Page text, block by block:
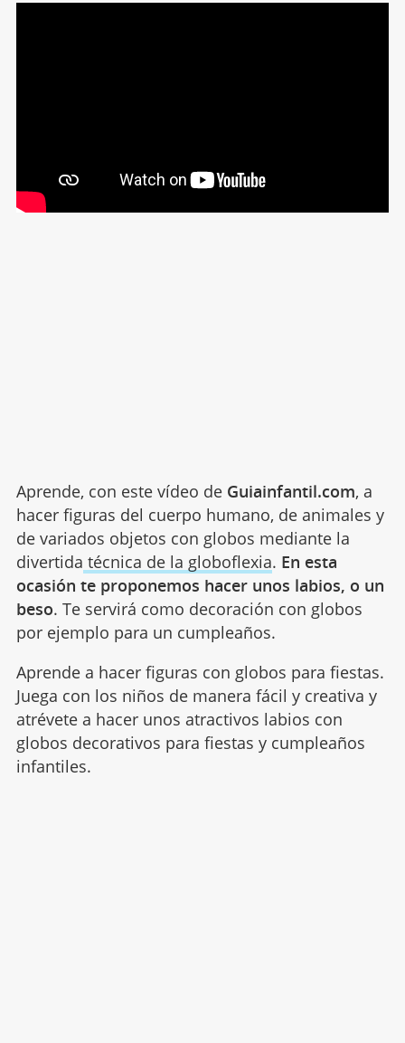
Aprende, con este vídeo de Guiainfantil.com, a
hacer figuras del cuerpo humano, de animales y
de variados objetos con globos mediante la
divertida técnica de la globoflexia. En esta
ocasión te proponemos hacer unos labios, o un
beso. Te servirá como decoración con globos
por ejemplo para un cumpleaños.
Aprende a hacer figuras con globos para fiestas.
Juega con los niños de manera fácil y creativa y
atrévete a hacer unos atractivos labios con
globos decorativos para fiestas y cumpleaños
infantiles.